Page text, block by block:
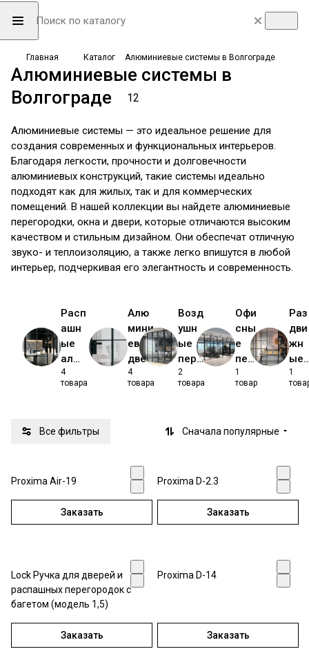
Главная Каталог Алюминиевые системы в Волгограде
Алюминиевые системы в
Волгограде
12
Алюминиевые системы — это идеальное решение для
создания современных и функциональных интерьеров.
Благодаря легкости, прочности и долговечности
алюминиевых конструкций, такие системы идеально
подходят как для жилых, так и для коммерческих
помещений. В нашей коллекции вы найдете алюминиевые
перегородки, окна и двери, которые отличаются высоким
качеством и стильным дизайном. Они обеспечат отличную
звуко- и теплоизоляцию, а также легко впишутся в любой
интерьер, подчеркивая его элегантность и современность.
Расп
ашн
ые
алю
мини
евые
дки
4
товара
Алю
мини
евые
двер
и
4
товара
Возд
ушн
ые
пере
горо
дки
2
товара
Офи
сны
е
пер
его
род
1
товар
Раз
дви
жн
ые
пер
его
1
Все фильтры Сначала популярные
Proxima Air-19
Заказать
Proxima D-2.3
Заказать
Lock Ручка для дверей и
распашных перегородок с
багетом (модель 1,5)
Заказать
Proxima D-14
Заказать